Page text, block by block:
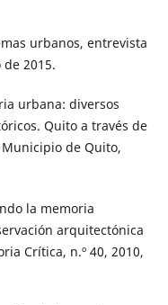
urbanos, entrevista
2015.
urbana: diversos
Quito a través de
de Quito,
la memoria
arquitectónica
Crítica, n.º 40, 2010,